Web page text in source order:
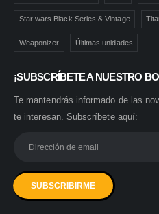
Star wars Black Series & Vintage
Weaponizer Últimas unidades
¡SUBSCRÍBETE A NUESTRO
Te mantendrás informado de las
te interesan. Subscríbete aquí: